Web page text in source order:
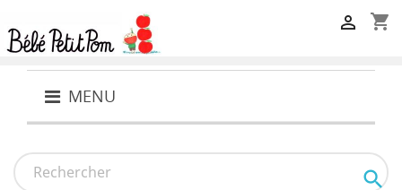
shopping_cart

MENU
